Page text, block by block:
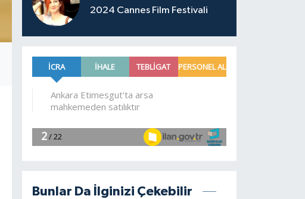
2024 Cannes Film Festivali
Bunlar Da İlginizi Çekebilir